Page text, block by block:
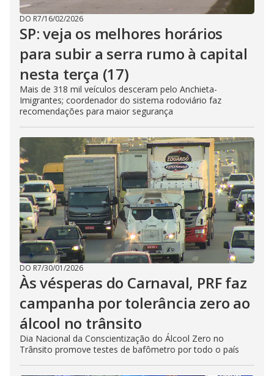
DO R7/16/02/2026
SP: veja os melhores horários
para subir a serra rumo à capital
nesta terça (17)
Mais de 318 mil veículos desceram pelo Anchieta-
Imigrantes; coordenador do sistema rodoviário faz
recomendações para maior segurança
DO R7/30/01/2026
Às vésperas do Carnaval, PRF faz
campanha por tolerância zero ao
álcool no trânsito
Dia Nacional da Conscientização do Álcool Zero no
Trânsito promove testes de bafômetro por todo o país